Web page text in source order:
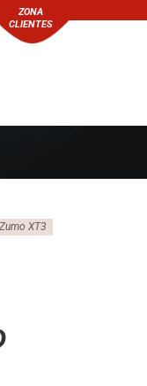
ZONA
CLIENTES
XT3